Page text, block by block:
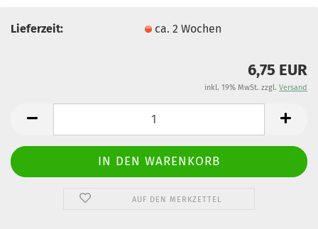
Lieferzeit: ca. 2 Wochen
6,75 EUR
inkl. 19% MwSt. zzgl. Versand
AUF DEN MERKZETTEL